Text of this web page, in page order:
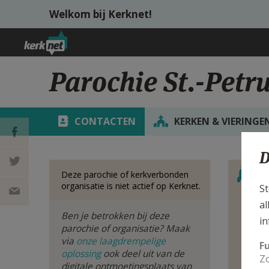
Overslaan en naar de inhoud gaan
Welkom bij Kerknet!
Parochie St.-
CONTACTEN KERKEN &
DEEL OP
FACEBOOK
DEEL OP
Deze parochie of kerkverbonden
organisatie is niet actief op Kerknet.
Ben je betrokken bij deze
parochie of organisatie? Maak
via onze laagdrempelige
oplossingook deel uit van de
digitale ontmoetingsplaats van